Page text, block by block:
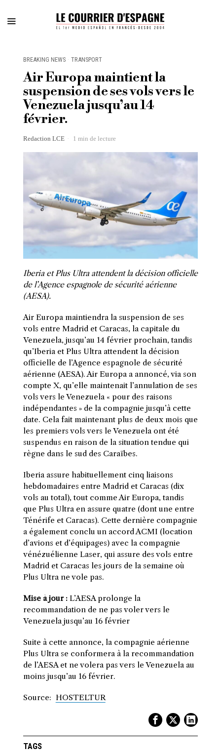
BREAKING NEWS · TRANSPORT
Air Europa maintient la
suspension de ses vols vers le
Venezuela jusqu’au 14
février.
Redaction LCE 1 min de lecture
Iberia et Plus Ultra attendent la décision officielle
de l’Agence espagnole de sécurité aérienne
(AESA).
Air Europa maintiendra la suspension de ses
vols entre Madrid et Caracas, la capitale du
Venezuela, jusqu’au 14 février prochain, tandis
qu’Iberia et Plus Ultra attendent la décision
officielle de l’Agence espagnole de sécurité
aérienne (AESA). Air Europa a annoncé, via son
compte X, qu’elle maintenait l’annulation de ses
vols vers le Venezuela « pour des raisons
indépendantes » de la compagnie jusqu’à cette
date. Cela fait maintenant plus de deux mois que
les premiers vols vers le Venezuela ont été
suspendus en raison de la situation tendue qui
règne dans le sud des Caraïbes.
Iberia assure habituellement cinq liaisons
hebdomadaires entre Madrid et Caracas (dix
vols au total), tout comme Air Europa, tandis
que Plus Ultra en assure quatre (dont une entre
Ténérife et Caracas). Cette dernière compagnie
a également conclu un accord ACMI (location
d’avions et d’équipages) avec la compagnie
vénézuélienne Laser, qui assure des vols entre
Madrid et Caracas les jours de la semaine où
Plus Ultra ne vole pas.
Mise à jour :L’AESA prolonge la
recommandation de ne pas voler vers le
Venezuela jusqu’au 16 février
Suite à cette annonce, la compagnie aérienne
Plus Ultra se conformera à la recommandation
de l’AESA et ne volera pas vers le Venezuela au
moins jusqu’au 16 février.
Source: HOSTELTUR
TAGS